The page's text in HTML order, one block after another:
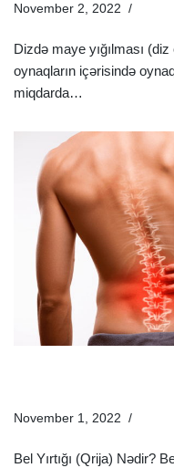
November 2, 2022
Dizdə maye yığılması
oynaqların içərisində
miqdarda…
November 1, 2022
Bel Yırtığı (Qrija) Nədir?